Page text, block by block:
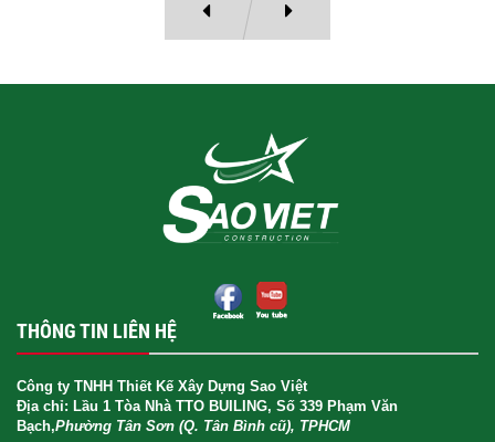
THÔNG TIN LIÊN HỆ
Công ty TNHH Thiết Kế Xây Dựng Sao Việt
Địa chỉ: Lầu 1 Tòa Nhà TTO BUILING, Số 339 Phạm Văn
Bạch,Phường Tân Sơn (Q. Tân Bình cũ), TPHCM